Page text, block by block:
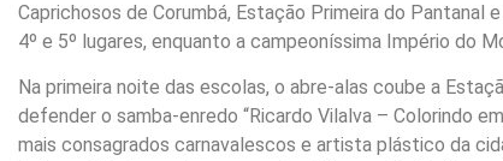
Caprichosos de Corumbá, Estação Primeira do Pantanal
4º e 5º lugares, enquanto a campeoníssima Império do
Na primeira noite das escolas, o abre-alas coube a
defender o samba-enredo “Ricardo Vilalva – Colorindo
mais consagrados carnavalescos e artista plástico da